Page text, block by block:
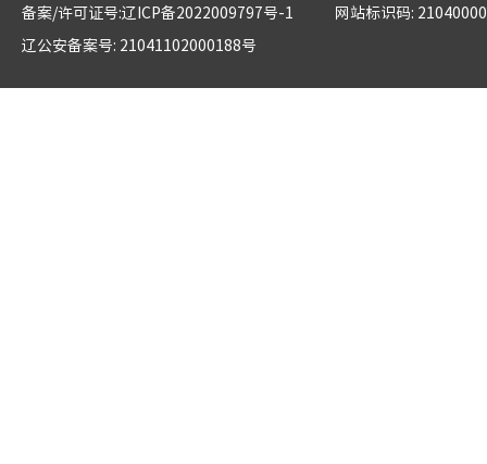
备案/许可证号:辽ICP备2022009797号-1
网站标识码:
辽公安备案号: 21041102000188号